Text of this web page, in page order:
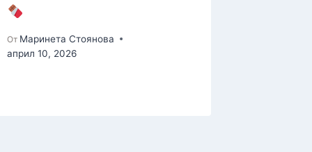
От Маринета Стоянова
април 10, 2026